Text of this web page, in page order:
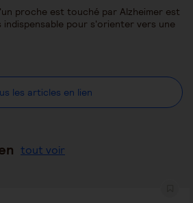
proche est touché par Alzheimer est
indispensable pour s'orienter vers une
les articles en lien
tout voir